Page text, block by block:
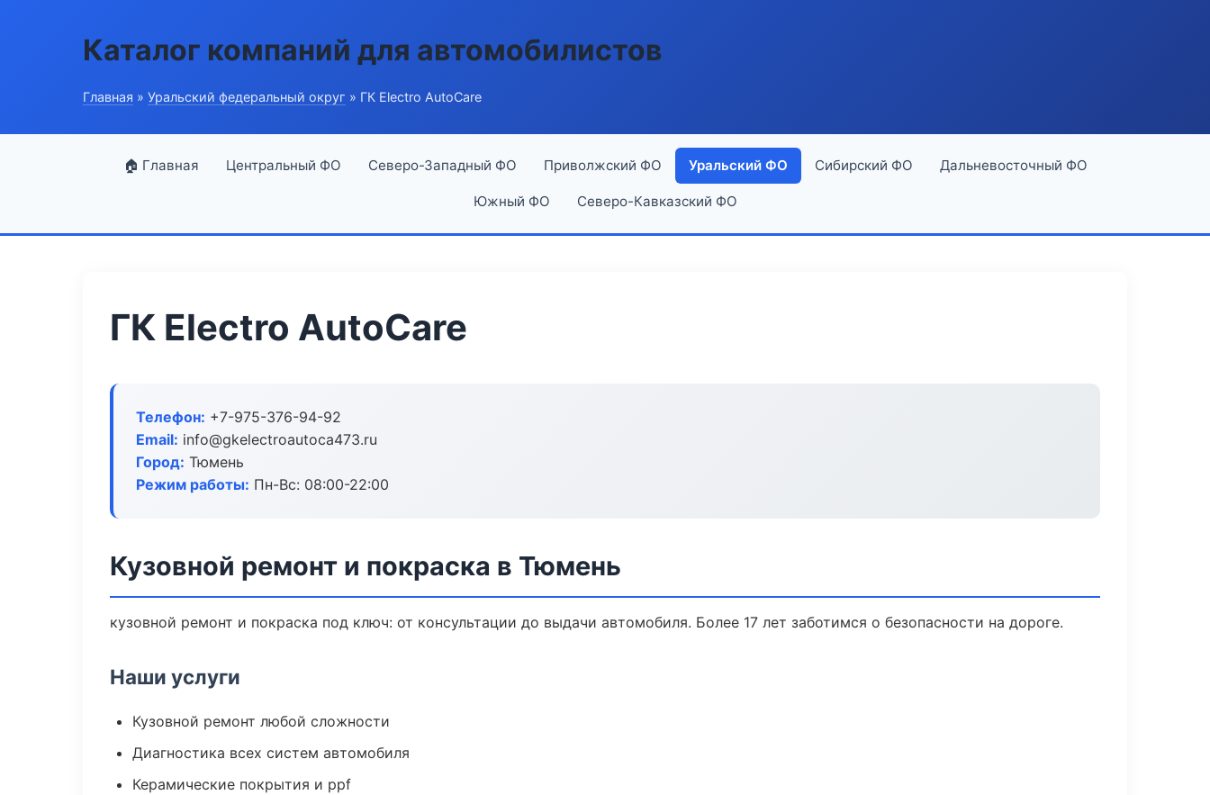
Каталог компаний для автомобилистов
Главная » Уральский федеральный округ » ГК Electro AutoCare
🏠 Главная Центральный ФО Северо-Западный ФО Приволжский ФО Уральский ФО Сибирский ФО Дальневосточный ФО
Южный ФО Северо-Кавказский ФО
ГК Electro AutoCare
Телефон: +7-975-376-94-92
Email: info@gkelectroautoca473.ru
Город: Тюмень
Режим работы: Пн-Вс: 08:00-22:00
Кузовной ремонт и покраска в Тюмень
кузовной ремонт и покраска под ключ: от консультации до выдачи автомобиля. Более 17 лет заботимся о безопасности на дороге.
Наши услуги
Кузовной ремонт любой сложности
Диагностика всех систем автомобиля
Керамические покрытия и ppf